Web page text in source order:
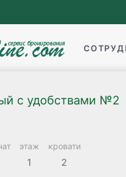
с удобствами №2
этаж
1
кровати
2